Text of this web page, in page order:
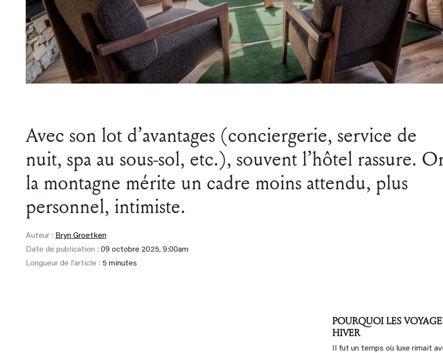
Avec son lot d’avantages (conciergerie, service de
nuit, spa au sous-sol, etc.), souvent l’hôtel rassure.
la montagne mérite un cadre moins attendu, plus
personnel, intimiste.
Auteur : Bryn Groetken
Date de publication : 09 octobre 2025, 9:00am
Longueur de l'article : 5 minutes
POURQUOI LES
HIVER
Il fut un temps où luxe rimait